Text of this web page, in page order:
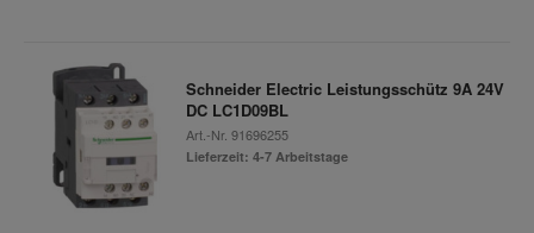
Schneider Electric Leistungsschütz 9A 24V
DC LC1D09BL
Art.-Nr. 91696255
Lieferzeit: 4-7 Arbeitstage